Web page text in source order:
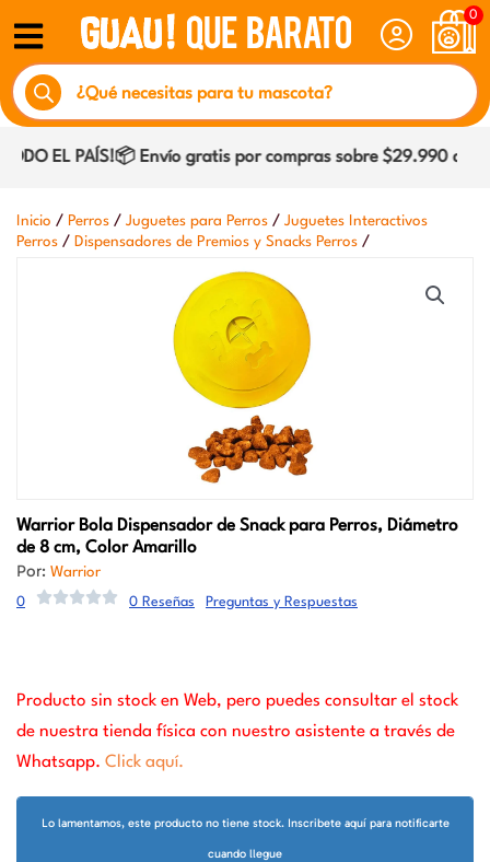
contenido
0
Búsqueda
de
productos
EL PAÍS!📦 Envío gratis por compras sobre $29.990
Inicio / Perros / Juguetes para Perros / Juguetes Interactivos
Perros / Dispensadores de Premios y Snacks Perros /
WarriorBola Dispensador de Snack para Perros, Diámetro
de 8 cm, Color Amarillo
Por: Warrior
0 0 Reseñas Preguntas y Respuestas
Producto sin stock en Web, pero puedes consultar el stock
de nuestra tienda física con nuestro asistente a través de
Whatsapp. Click aquí.
Lo lamentamos, este producto no tiene stock. Inscribete aquí para notificarte
cuando llegue